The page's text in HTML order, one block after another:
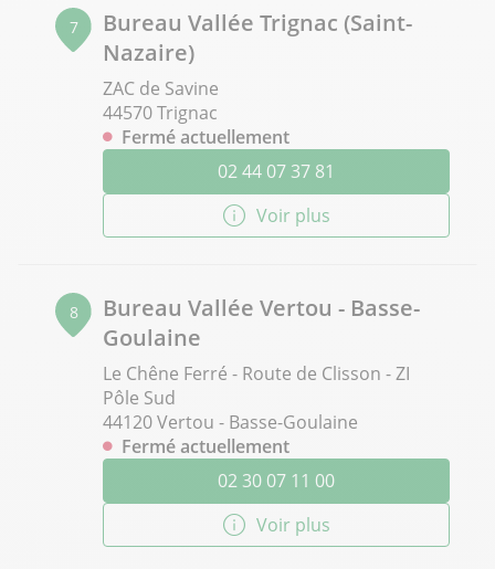
7
Bureau Vallée Trignac (Saint-
Nazaire)
ZAC de Savine
44570 Trignac
Fermé actuellement
02 44 07 37 81
Voir plus
8
Bureau Vallée Vertou - Basse-
Goulaine
Le Chêne Ferré - Route de Clisson - ZI
Pôle Sud
44120 Vertou - Basse-Goulaine
Fermé actuellement
02 30 07 11 00
Voir plus